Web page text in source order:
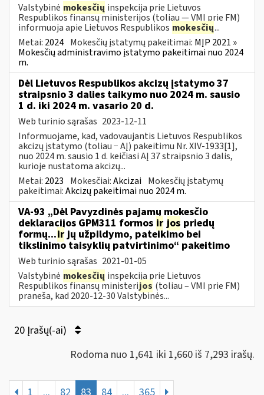
Valstybinė mokesčių inspekcija prie Lietuvos
Respublikos finansų ministerijos (toliau — VMI prie FM)
informuoja apie Lietuvos Respublikos mokesčių...
Metai: 2024 Mokesčių įstatymų pakeitimai: MĮP 2021 »
Mokesčių administravimo įstatymo pakeitimai nuo 2024
m.
Dėl Lietuvos Respublikos akcizų įstatymo 37
straipsnio 3 dalies taikymo nuo 2024 m. sausio
1 d. iki 2024 m. vasario 20 d.
Web turinio sąrašas 2023-12-11
Informuojame, kad, vadovaujantis Lietuvos Respublikos
akcizų įstatymo (toliau − AĮ) pakeitimu Nr. XIV-1933[1],
nuo 2024 m. sausio 1 d. keičiasi AĮ 37 straipsnio 3 dalis,
kurioje nustatoma akcizų...
Metai: 2023 Mokesčiai:Akcizai Mokesčių įstatymų
pakeitimai:Akcizų pakeitimai nuo 2024 m.
VA-93 „Dėl Pavyzdinės pajamų mokesčio
deklaracijos GPM311 formos ir jos priedų
formų...irjų užpildymo, pateikimo bei
tikslinimo taisyklių patvirtinimo“ pakeitimo
Web turinio sąrašas 2021-01-05
Valstybinė mokesčių inspekcija prie Lietuvos
Respublikos finansų ministerijos (toliau – VMI prie FM)
praneša, kad 2020-12-30 Valstybinės...
20 Įrašų(-ai)
Rodoma nuo 1,641 iki 1,660 iš 7,293 irašų.
1 ... 82 83 84 ... 365